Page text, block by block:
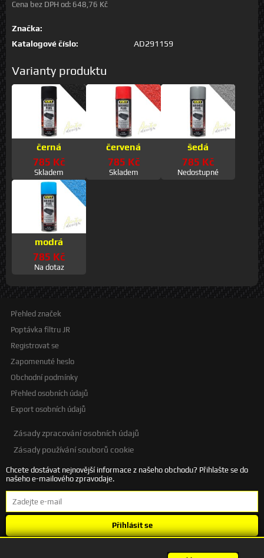
Cena bez DPH od: 648,76 Kč
Značka:
Katalogové číslo:
AD291159
Varianty produktu
černá
785 Kč
Skladem
červená
785 Kč
Skladem
šedá
785 Kč
Nedostupné
modrá
785 Kč
Na dotaz
Přehled značek
Poptávka filtru JR
Registrovat se
Zapomenuté heslo
Obchodní podmínky
Přehled osobních údajů
Export osobních údajů
Zásady zpracování osobních údajů
Zásady používání souborů cookie
Chcete dostávat nejnovější informace z našeho obchodu? Přihlašte se do
našeho e-mailového zpravodaje.
Přihlásit se